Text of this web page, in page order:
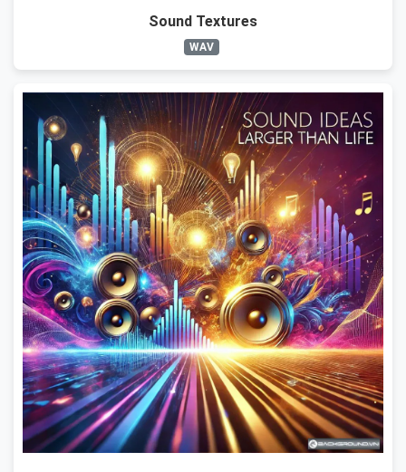
Sound Textures
WAV